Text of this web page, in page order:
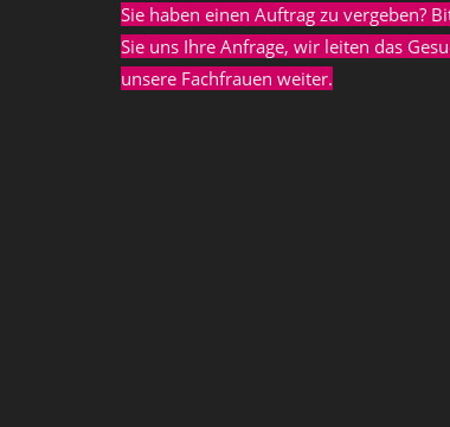
Sie haben einen Auftrag zu vergeben?
Sie uns Ihre Anfrage, wir leiten das
unsere Fachfrauen weiter.